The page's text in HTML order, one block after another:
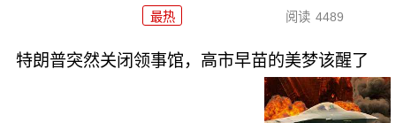
最热 阅读 4489
特朗普突然关闭领事馆，高市早苗的美梦该醒了